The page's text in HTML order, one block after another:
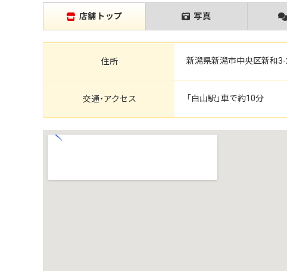
店舗トップ 写真
住所 新潟県新潟市中央区新和
交通・アクセス 「白山駅」車で約10分